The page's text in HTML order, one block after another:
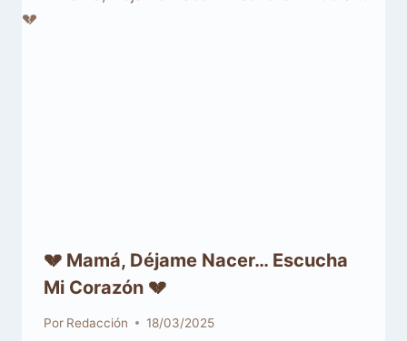
💔 Mamá, Déjame Nacer… Escucha
Mi Corazón 💔
Por Redacción 18/03/2025